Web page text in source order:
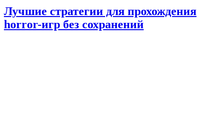
Лучшие стратегии для прохождения
horror-игр без сохранений